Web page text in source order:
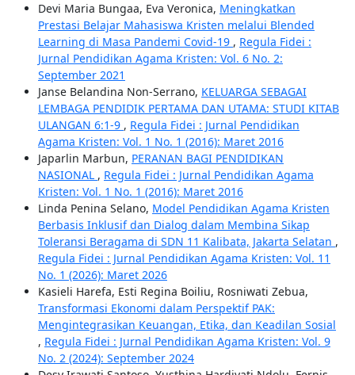
Devi Maria Bungaa, Eva Veronica, Meningkatkan
Prestasi Belajar Mahasiswa Kristen melalui Blended
Learning di Masa Pandemi Covid-19 , Regula Fidei :
Jurnal Pendidikan Agama Kristen: Vol. 6 No. 2:
September 2021
Janse Belandina Non-Serrano, KELUARGA SEBAGAI
LEMBAGA PENDIDIK PERTAMA DAN UTAMA: STUDI KITAB
ULANGAN 6:1-9 , Regula Fidei : Jurnal Pendidikan
Agama Kristen: Vol. 1 No. 1 (2016): Maret 2016
Japarlin Marbun, PERANAN BAGI PENDIDIKAN
NASIONAL , Regula Fidei : Jurnal Pendidikan Agama
Kristen: Vol. 1 No. 1 (2016): Maret 2016
Linda Penina Selano, Model Pendidikan Agama Kristen
Berbasis Inklusif dan Dialog dalam Membina Sikap
Toleransi Beragama di SDN 11 Kalibata, Jakarta Selatan ,
Regula Fidei : Jurnal Pendidikan Agama Kristen: Vol. 11
No. 1 (2026): Maret 2026
Kasieli Harefa, Esti Regina Boiliu, Rosniwati Zebua,
Transformasi Ekonomi dalam Perspektif PAK:
Mengintegrasikan Keuangan, Etika, dan Keadilan Sosial
, Regula Fidei : Jurnal Pendidikan Agama Kristen: Vol. 9
No. 2 (2024): September 2024